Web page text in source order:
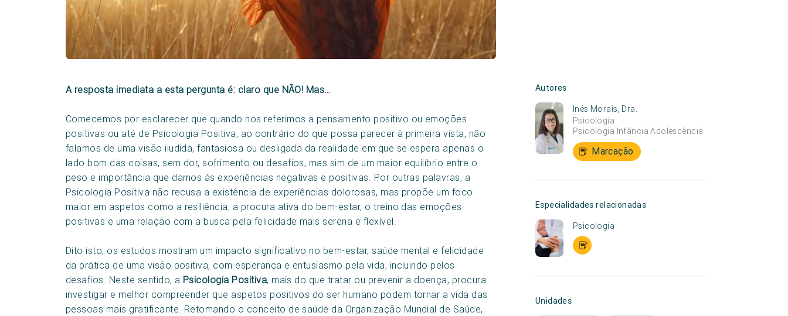
A resposta imediata a esta pergunta é: claro que NÃO! Mas…
Comecemos por esclarecer que quando nos referimos a pensamento positivo ou emoções
positivas ou até de Psicologia Positiva, ao contrário do que possa parecer à primeira vista, não
falamos de uma visão iludida, fantasiosa ou desligada da realidade em que se espera apenas o
lado bom das coisas, sem dor, sofrimento ou desafios, mas sim de um maior equilíbrio entre o
peso e importância que damos às experiências negativas e positivas. Por outras palavras, a
Psicologia Positiva não recusa a existência de experiências dolorosas, mas propõe um foco
maior em aspetos como a resiliência, a procura ativa do bem-estar, o treino das emoções
positivas e uma relação com a busca pela felicidade mais serena e flexível.
Dito isto, os estudos mostram um impacto significativo no bem-estar, saúde mental e felicidade
da prática de uma visão positiva, com esperança e entusiasmo pela vida, incluindo pelos
desafios. Neste sentido, a Psicologia Positiva, mais do que tratar ou prevenir a doença, procura
investigar e melhor compreender que aspetos positivos do ser humano podem tornar a vida das
pessoas mais gratificante. Retomando o conceito de saúde da Organização Mundial de Saúde,
Autores
Inês Morais, Dra.
Psicologia
Psicologia Infância Adolescência
Marcação
Especialidades relacionadas
Psicologia
Unidades